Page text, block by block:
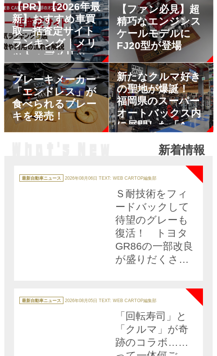
【PR】【2026年最
新】おすすめ車買
取一括査定サイト
ランキング｜メリ
ット・デメリット
も解説
【ファン必見】超
精巧なエンジンス
ケールモデルに
FJ20型が登場
ブレーキメーカー
「エンドレス」が
食べられるブレー
キを発売！
新たなクルマ好き
の聖地が爆誕！
福岡県のスーパー
オートバックス内
に展開した「A
GATE」の充実っ
新着情報
テ
ゴ
最新自動車ニュース 2026年08月06日 TEXT: WEB CARTOP編集部
NEW
Ｓ耐技術をフィ
ードバックして
待望のグレーも
復活！ トヨタ
GR86の一部改良
が盛りだくさん
テ
ゴ
最新自動車ニュース 2026年08月05日 TEXT: WEB CARTOP編集部
「回転寿司」と
「クルマ」が奇
跡のコラボ……